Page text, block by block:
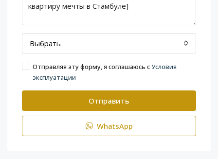
Выбрать
Отправляя эту форму, я соглашаюсь сУсловия
эксплуатации
Отправить
WhatsApp